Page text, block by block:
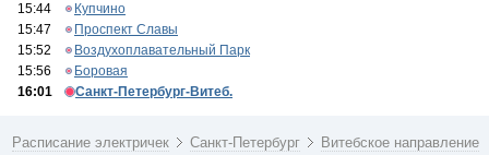
15:44
Купчино
15:47
Проспект Славы
15:52
Воздухоплавательный Парк
15:56
Боровая
16:01
Санкт-Петербург-Витеб.
Расписание электричек Санкт-Петербург
Витебское направление